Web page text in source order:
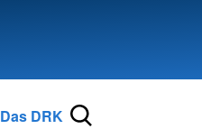
Das DRK